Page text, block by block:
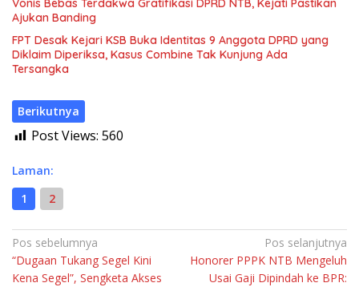
Vonis Bebas Terdakwa Gratifikasi DPRD NTB, Kejati Pastikan
Ajukan Banding
FPT Desak Kejari KSB Buka Identitas 9 Anggota DPRD yang
Diklaim Diperiksa, Kasus Combine Tak Kunjung Ada
Tersangka
Berikutnya
Post Views: 560
Laman:
1
2
Navigasi
pos
Pos sebelumnya
“Dugaan Tukang Segel Kini
Kena Segel”, Sengketa Akses
Pos selanjutnya
Honorer PPPK NTB Mengeluh
Usai Gaji Dipindah ke BPR: